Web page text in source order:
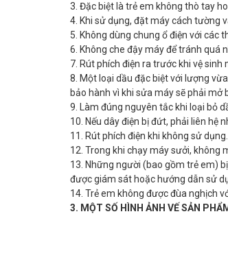
3. Đặc biệt là trẻ em không thò tay
4. Khi sử dụng, đặt máy cách tường
5. Không dùng chung ổ điện với các
6. Không che đậy máy để tránh quá
7. Rút phích điện ra trước khi vệ sinh
8. Một loại dầu đặc biệt với lượng
bảo hành vì khi sửa máy sẽ phải mở
9. Làm đúng nguyên tắc khi loại bỏ
10. Nếu dây điện bị đứt, phải liên hệ
11. Rút phích điện khi không sử dụng.
12. Trong khi chạy máy sưởi, không
13. Những người (bao gồm trẻ em)
được giám sát hoặc hướng dẫn sử
14. Trẻ em không được đùa nghịch
3. MỘT SỐ HÌNH ẢNH VẾ SẢN